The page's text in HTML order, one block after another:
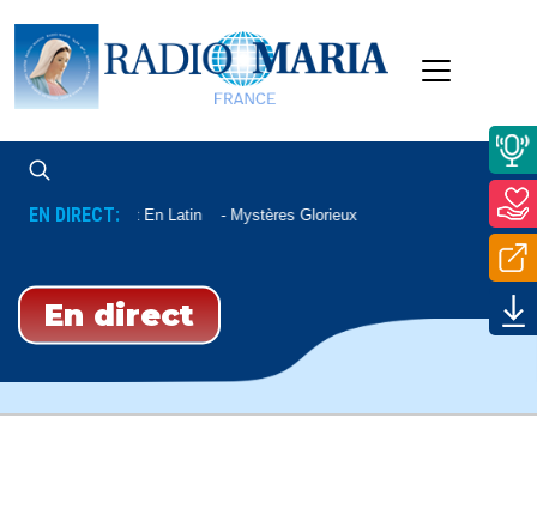
EN DIRECT:Chapelet En Latin Mystères Glorieux
En direct